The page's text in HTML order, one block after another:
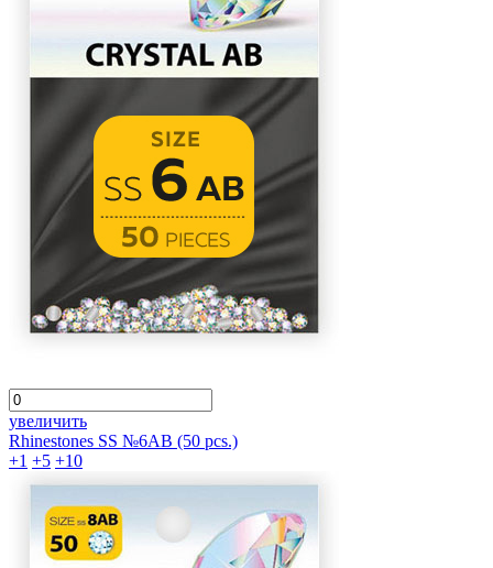
увеличить
Rhinestones SS №6AB (50 pcs.)
+1 +5 +10